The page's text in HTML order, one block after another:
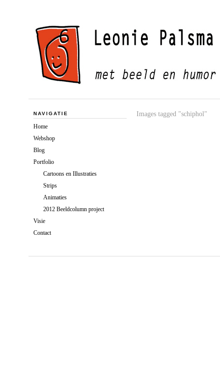
Images tagged "schiphol"
NAVIGATIE
Home
Webshop
Blog
Portfolio
Cartoons en Illustraties
Strips
Animaties
2012 Beeldcolumn project
Visie
Contact